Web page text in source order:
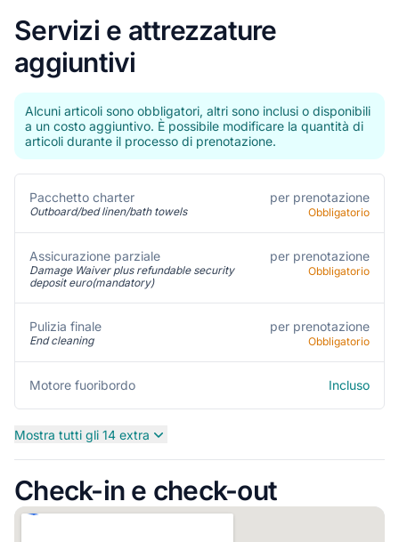
Servizi e attrezzature
aggiuntivi
Alcuni articoli sono obbligatori, altri sono inclusi o disponibili
a un costo aggiuntivo. È possibile modificare la quantità di
articoli durante il processo di prenotazione.
Pacchetto charter
Outboard/bed linen/bath towels
per prenotazione
Obbligatorio
Assicurazione parziale
Damage Waiver plus refundable security
deposit euro(mandatory)
per prenotazione
Obbligatorio
Pulizia finale
End cleaning
per prenotazione
Obbligatorio
Motore fuoribordo Incluso
Mostra tutti gli 14 extra
Check-in e check-out